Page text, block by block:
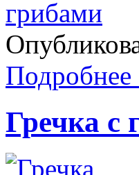
Подробнее
Гречка с